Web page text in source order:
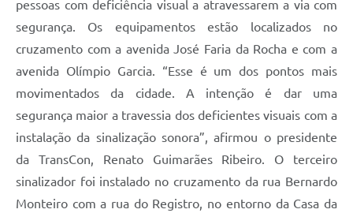
pessoas com deficiência visual a atravessarem a via com
segurança. Os equipamentos estão localizados no
cruzamento com a avenida José Faria da Rocha e com a
avenida Olímpio Garcia. “Esse é um dos pontos mais
movimentados da cidade. A intenção é dar uma
segurança maior a travessia dos deficientes visuais com a
instalação da sinalização sonora”, afirmou o presidente
da TransCon, Renato Guimarães Ribeiro. O terceiro
sinalizador foi instalado no cruzamento da rua Bernardo
Monteiro com a rua do Registro, no entorno da Casa da